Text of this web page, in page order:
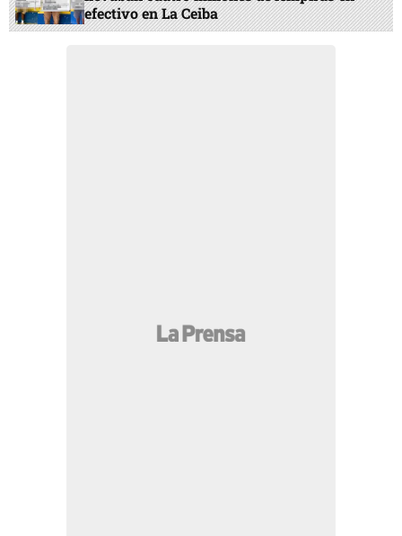
efectivo en La Ceiba